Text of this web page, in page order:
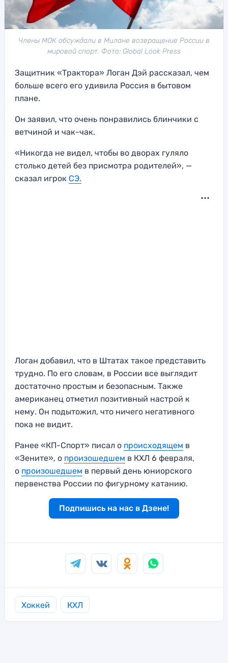
Члены МОК обсуждали в Милане возвращение России в
мировой спорт. Фото: Global Look Press
Защитник «Трактора» Логан Дэй рассказал, чем
больше всего его удивила Россия в бытовом
плане.
Он заявил, что очень понравились блинчики с
ветчиной и чак-чак.
«Никогда не видел, чтобы во дворах гуляло
столько детей без присмотра родителей», —
сказал игрок СЭ.
Логан добавил, что в Штатах такое представить
трудно. По его словам, в России все выглядит
достаточно простым и безопасным. Также
американец отметил позитивный настрой к
нему. Он подытожил, что ничего негативного
пока не видит.
Ранее «КП-Спорт» писал о происходящем в
«Зените», о произошедшем в КХЛ 6 февраля,
о произошедшем в первый день юниорского
первенства России по фигурному катанию.
Подпишись на нас в Дзене!
Хоккей КХЛ